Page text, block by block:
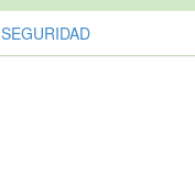
SEGURIDAD